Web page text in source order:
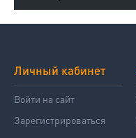
Личный кабинет
Войти на сайт
Зарегистрироваться